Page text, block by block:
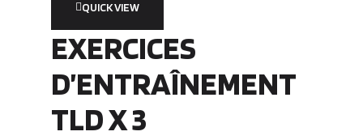
QUICK VIEW
EXERCICES
D’ENTRAÎNEMENT
TLD X 3